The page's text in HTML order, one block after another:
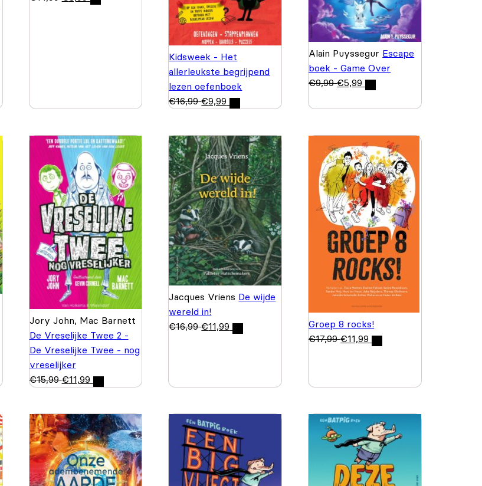
Kidsweek - Het
allerleukste begrijpend
lezen oefenboek
€16,99 €9,99
Alain Puyssegur Escape
boek - Game Over
€9,99 €5,99
Jory John, Mac Barnett
De Vreselijke Twee 2 -
De Vreselijke Twee - nog
vreselijker
€15,99 €11,99
Jacques Vriens De wijde
wereld in!
€16,99 €11,99
Groep 8 rocks!
€17,99 €11,99